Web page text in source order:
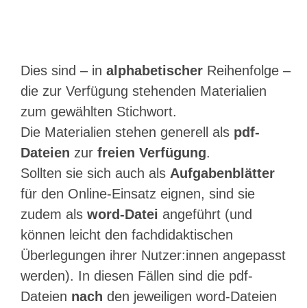
Dies sind – in alphabetischer Reihenfolge –
die zur Verfügung stehenden Materialien
zum gewählten Stichwort.
Die Materialien stehen generell als pdf-
Dateien zur freien Verfügung.
Sollten sie sich auch als Aufgabenblätter
für den Online-Einsatz eignen, sind sie
zudem als word-Datei angeführt (und
können leicht den fachdidaktischen
Überlegungen ihrer Nutzer:innen angepasst
werden). In diesen Fällen sind die pdf-
Dateien nach den jeweiligen word-Dateien